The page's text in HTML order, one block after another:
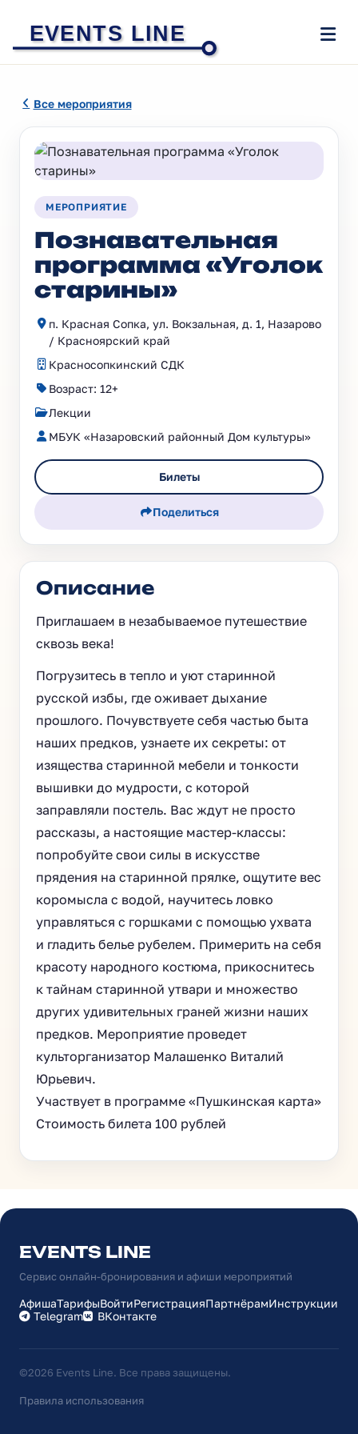
EVENTS LINE
Все мероприятия
МЕРОПРИЯТИЕ
Познавательная
программа «Уголок
старины»
п. Красная Сопка, ул. Вокзальная, д. 1, Назарово
/ Красноярский край
Красносопкинский СДК
Возраст: 12+
Лекции
МБУК «Назаровский районный Дом культуры»
Билеты
Поделиться
Описание
Приглашаем в незабываемое путешествие
сквозь века!
Погрузитесь в тепло и уют старинной
русской избы, где оживает дыхание
прошлого. Почувствуете себя частью быта
наших предков, узнаете их секреты: от
изящества старинной мебели и тонкости
вышивки до мудрости, с которой
заправляли постель. Вас ждут не просто
рассказы, а настоящие мастер-классы:
попробуйте свои силы в искусстве
прядения на старинной прялке, ощутите вес
коромысла с водой, научитесь ловко
управляться с горшками с помощью ухвата
и гладить белье рубелем. Примерить на себя
красоту народного костюма, прикоснитесь
к тайнам старинной утвари и множество
других удивительных граней жизни наших
предков. Мероприятие проведет
культорганизатор Малашенко Виталий
Юрьевич.
Участвует в программе «Пушкинская карта»
Стоимость билета 100 рублей
EVENTS LINE
Сервис онлайн-бронирования и афиши мероприятий
АфишаТарифыВойтиРегистрацияПартнёрамИнструкции
Telegram
ВКонтакте
©2026 Events Line. Все права защищены.
Правила использования